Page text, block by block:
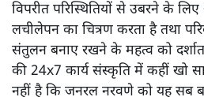
विपरीत परिस्थितियों से उबरने के
लचीलेपन का चित्रण करता है तथा
संतुलन बनाए रखने के महत्व को
की 24x7 कार्य संस्कृति में कहीं खो
नहीं है कि जनरल नरवणे को यह सब